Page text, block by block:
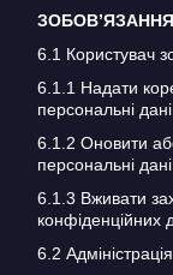
6.1 Користувач
6.1.1 Надати
персональні
6.1.2 Оновити
персональні дані
6.1.3 Вживати
конфіденційних
6.2